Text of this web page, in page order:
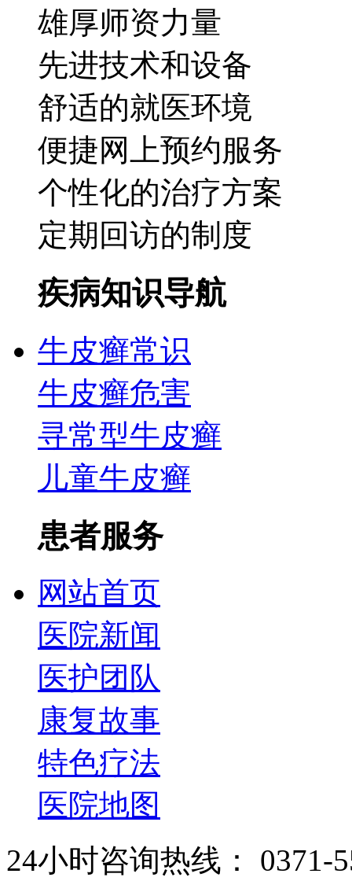
雄厚师资力量
先进技术和设备
舒适的就医环境
便捷网上预约服务
个性化的治疗方案
定期回访的制度
疾病知识导航
牛皮癣常识
牛皮癣危害
寻常型牛皮癣
儿童牛皮癣
患者服务
网站首页
医院新闻
医护团队
康复故事
特色疗法
医院地图
24小时咨询热线： 0371-